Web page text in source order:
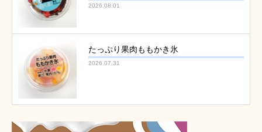
2026.08.01
たっぷり果肉ももかき氷
2026.07.31